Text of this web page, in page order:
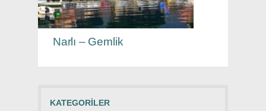
Narlı – Gemlik
KATEGORILER